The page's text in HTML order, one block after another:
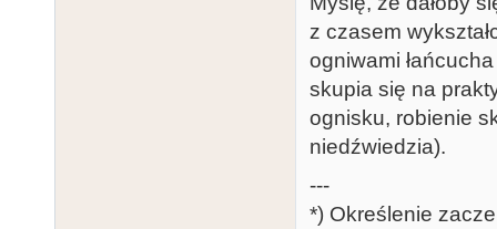
z czasem
ogniwami
skupia się na
ognisku, robienie
niedźwiedzia).
---
*) Określenie